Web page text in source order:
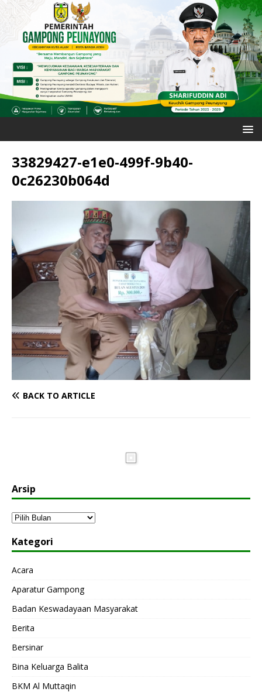
33829427-e1e0-499f-9b40-
0c26230b064d
BACK TO ARTICLE
Arsip
Kategori
Acara
Aparatur Gampong
Badan Keswadayaan Masyarakat
Berita
Bersinar
Bina Keluarga Balita
BKM Al Muttaqin